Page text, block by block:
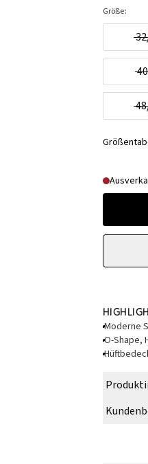
Größe:
Moderne
O-Shape,